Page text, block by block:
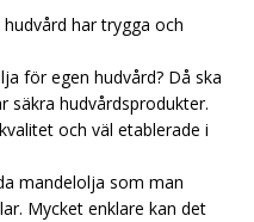
har trygga och
för egen hudvård? Då ska
säkra hudvårdsprodukter.
och väl etablerade i
mandelolja som man
Mycket enklare kan det